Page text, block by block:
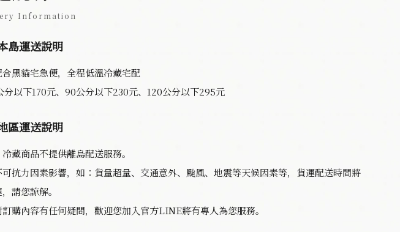
Information
島運送說明
黑貓宅急便，全程低溫冷藏宅配
以下170元、90公分以下230元、120公分以下295元
區運送說明
藏商品不提供離島配送服務。
抗力因素影響，如：貨量超量、交通意外、颱風、地震等天候因素等，貨運配送時間將
請您諒解。
購內容有任何疑問，歡迎您加入官方LINE將有專人為您服務。